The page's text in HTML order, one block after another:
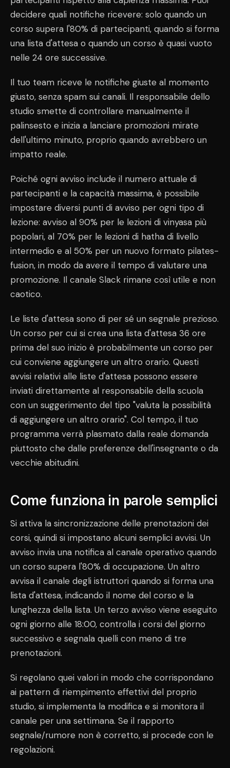
decidere quali notifiche ricevere: solo quando un
corso supera l'80% di partecipanti, quando si forma
una lista d'attesa o quando un corso è quasi vuoto
nelle 24 ore successive.
Il tuo team riceve le notifiche giuste al momento
giusto, senza spam sui canali. Il responsabile dello
studio smette di controllare manualmente il
palinsesto e inizia a lanciare promozioni mirate
dell'ultimo minuto, proprio quando avrebbero un
impatto reale.
Poiché ogni avviso include il numero attuale di
partecipanti e la capacità massima, è possibile
impostare diversi punti di avviso per ogni tipo di
lezione: avviso al 90% per le lezioni di vinyasa più
popolari, al 70% per le lezioni di hatha di livello
intermedio e al 50% per un nuovo formato pilates-
fusion, in modo da avere il tempo di valutare una
promozione. Il canale Slack rimane così utile e non
caotico.
Le liste d'attesa sono di per sé un segnale prezioso.
Un corso per cui si crea una lista d'attesa 36 ore
prima del suo inizio è probabilmente un corso per
cui conviene aggiungere un altro orario. Questi
avvisi relativi alle liste d'attesa possono essere
inviati direttamente al responsabile della scuola
con un suggerimento del tipo "valuta la possibilità
di aggiungere un altro orario". Col tempo, il tuo
programma verrà plasmato dalla reale domanda
piuttosto che dalle preferenze dell'insegnante o da
vecchie abitudini.
Come funziona in parole semplici
Si attiva la sincronizzazione delle prenotazioni dei
corsi, quindi si impostano alcuni semplici avvisi. Un
avviso invia una notifica al canale operativo quando
un corso supera l'80% di occupazione. Un altro
avvisa il canale degli istruttori quando si forma una
lista d'attesa, indicando il nome del corso e la
lunghezza della lista. Un terzo avviso viene eseguito
ogni giorno alle 18:00, controlla i corsi del giorno
successivo e segnala quelli con meno di tre
prenotazioni.
Si regolano quei valori in modo che corrispondano
ai pattern di riempimento effettivi del proprio
studio, si implementa la modifica e si monitora il
canale per una settimana. Se il rapporto
segnale/rumore non è corretto, si procede con le
regolazioni.